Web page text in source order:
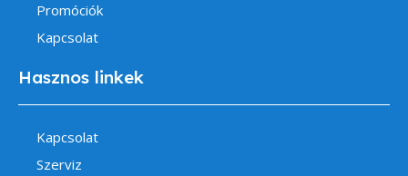
Promóciók
Kapcsolat
Hasznos linkek
Kapcsolat
Szerviz